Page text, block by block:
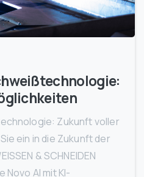
0
Zukunft voller
ein in die Zukunft der
& SCHNEIDEN
Novo AI mit KI-